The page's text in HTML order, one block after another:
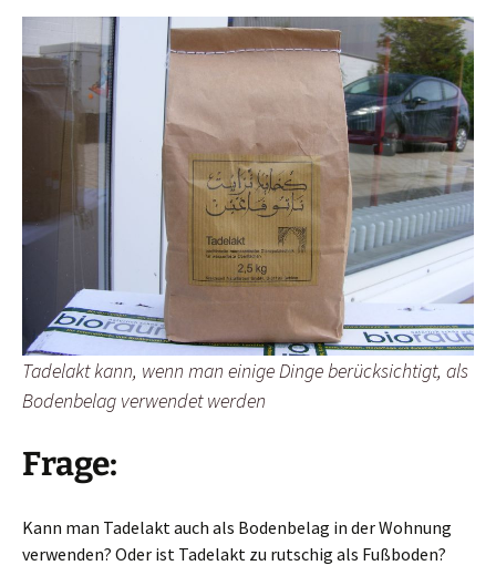
Tadelakt kann, wenn man einige Dinge berücksichtigt, als
Bodenbelag verwendet werden
Frage:
Kann man Tadelakt auch als Bodenbelag in der Wohnung
verwenden? Oder ist Tadelakt zu rutschig als Fußboden?